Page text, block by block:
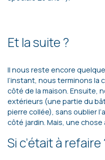
Et la suite ?
Il nous reste encore
l’instant, nous terminons la
côté de la maison. Ensuite,
extérieurs (une partie du
pierre collée), sans oublier
côté jardin. Mais, une chose
Si c’était à refaire